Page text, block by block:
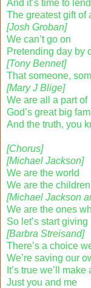
And it’s time to
The greatest gift of
[Josh Groban]
We can’t go on
Pretending day by
[Tony Bennet]
That someone,
[Mary J Blige]
We are all a part of
God’s great big
And the truth, you
[Chorus]
[Michael Jackson]
We are the world
We are the children
[Michael Jackson
We are the ones
So let’s start giving
[Barbra Streisand]
There’s a choice
We’re saving our
It’s true we’ll
Just you and me